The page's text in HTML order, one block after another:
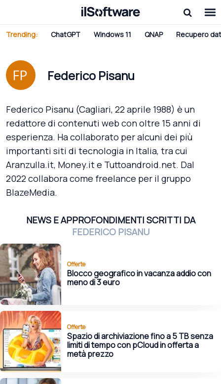
Trending: ChatGPT Windows 11 QNAP Recupero
Federico Pisanu
Federico Pisanu (Cagliari, 22 aprile 1988) è un
redattore di contenuti web con oltre 15 anni di
esperienza. Ha collaborato per alcuni dei più
importanti siti di tecnologia in Italia, tra cui
Aranzulla.it, Money.it e Tuttoandroid.net. Dal
2022 collabora come freelance per il gruppo
BlazeMedia.
NEWS E APPROFONDIMENTI SCRITTI DA
FEDERICO PISANU
Offerte
Blocco geografico in vacanza addio con
meno di 3 euro
Offerte
Spazio di archiviazione fino a 5 TB senza
limiti di tempo con pCloud in offerta a
metà prezzo